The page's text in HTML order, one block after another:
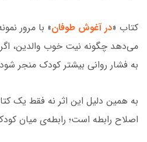
کتاب «در آغوش طوفان» با مرور
می‌دهد چگونه نیت خوب والدین،
به فشار روانی بیشتر کودک منجر
به همین دلیل این اثر نه فقط یک
اصلاح رابطه است؛ رابطه‌ی میان